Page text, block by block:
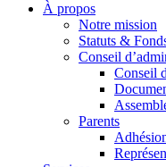
À propos
Notre mission
Statuts &
Conseil
Conseil
Parents